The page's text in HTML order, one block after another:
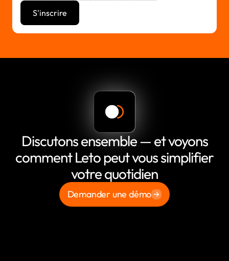
Discutons ensemble — et voyons
comment Leto peut vous simplifier
votre quotidien
Demander une démo